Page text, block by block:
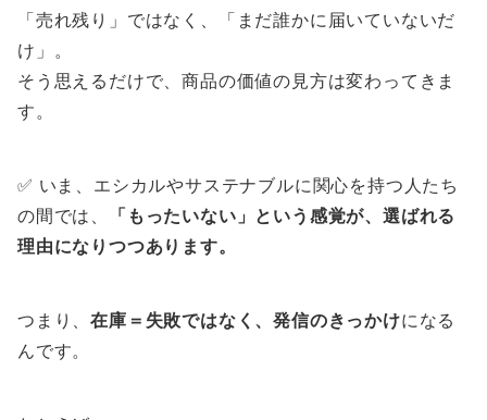
「売れ残り」ではなく、「まだ誰かに届いていないだ
け」。
そう思えるだけで、商品の価値の見方は変わってきま
す。
✅ いま、エシカルやサステナブルに関心を持つ人たち
の間では、
「もったいない」という感覚が、選ばれる
理由になりつつあります。
つまり、在庫＝失敗ではなく、発信のきっかけになる
んです。